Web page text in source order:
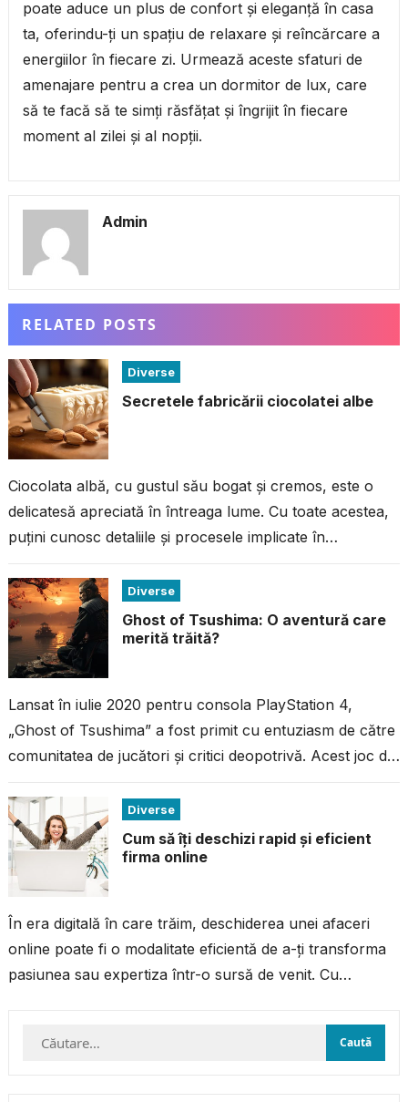
poate aduce un plus de confort și eleganță în casa
ta, oferindu-ți un spațiu de relaxare și reîncărcare a
energiilor în fiecare zi. Urmează aceste sfaturi de
amenajare pentru a crea un dormitor de lux, care
să te facă să te simți răsfățat și îngrijit în fiecare
moment al zilei și al nopții.
Admin
RELATED POSTS
Diverse
Secretele fabricării ciocolatei albe
Ciocolata albă, cu gustul său bogat și cremos, este o
delicatesă apreciată în întreaga lume. Cu toate acestea,
puțini cunosc detaliile și procesele implicate în
Diverse
Ghost of Tsushima: O aventură care
merită trăită?
Lansat în iulie 2020 pentru consola PlayStation 4,
„Ghost of Tsushima” a fost primit cu entuziasm de către
comunitatea de jucători și critici deopotrivă. Acest joc de
Diverse
Cum să îți deschizi rapid și eficient
firma online
În era digitală în care trăim, deschiderea unei afaceri
online poate fi o modalitate eficientă de a-ți transforma
pasiunea sau expertiza într-o sursă de venit. Cu
Caută